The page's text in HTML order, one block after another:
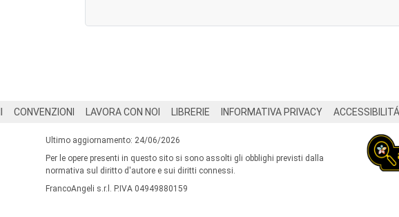
CONVENZIONI LAVORA CON NOI LIBRERIE INFORMATIVA PRIVACY ACCESSIBILITÁ
Ultimo aggiornamento: 24/06/2026
Per le opere presenti in questo sito si sono assolti gli obblighi previsti dalla
normativa sul diritto d'autore e sui diritti connessi.
FrancoAngeli s.r.l. P.IVA 04949880159